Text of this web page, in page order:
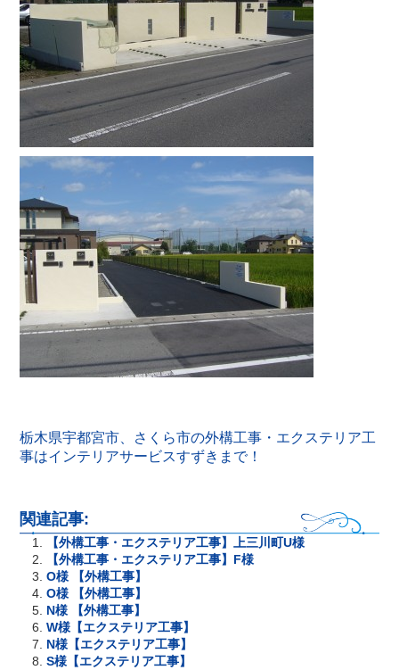
栃木県宇都宮市、さくら市の外構工事・エクステリア工
事はインテリアサービスすずきまで！
関連記事:
【外構工事・エクステリア工事】上三川町U様
【外構工事・エクステリア工事】F様
O様 【外構工事】
O様 【外構工事】
N様 【外構工事】
W様【エクステリア工事】
N様【エクステリア工事】
S様【エクステリア工事】